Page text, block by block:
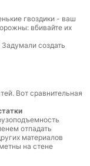
гвоздики - ваш
вбивайте их
создать
Вот сравнительная
отпадать
материалов
на стене